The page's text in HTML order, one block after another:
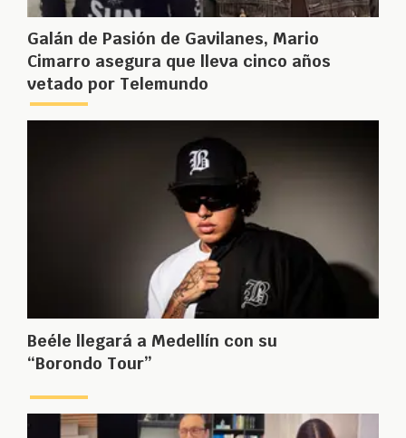
Galán de Pasión de Gavilanes, Mario
Cimarro asegura que lleva cinco años
vetado por Telemundo
Beéle llegará a Medellín con su
“Borondo Tour”